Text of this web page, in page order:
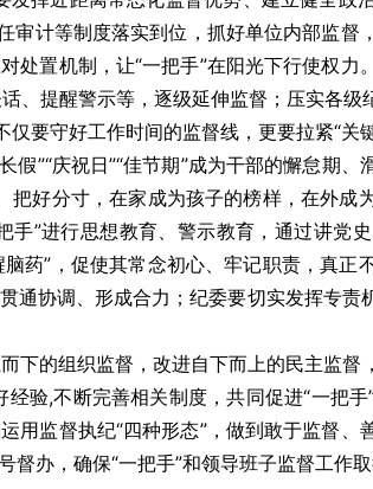
审计等制度落实到位，抓好单位内部监
置机制，让“一把手”在阳光下行使权力。
、提醒警示等，逐级延伸监督；压实各
仅要守好工作时间的监督线，更要拉紧“
”“庆祝日”“佳节期”成为干部的懈怠期、
把好分寸，在家成为孩子的榜样，在外
手”进行思想教育、警示教育，通过讲党
药”，促使其常念初心、牢记职责，真正
通协调、形成合力；纪委要切实发挥专
下的组织监督，改进自下而上的民主监
验,不断完善相关制度，共同促进“一把
用监督执纪“四种形态”，做到敢于监督
办，确保“一把手”和领导班子监督工作取